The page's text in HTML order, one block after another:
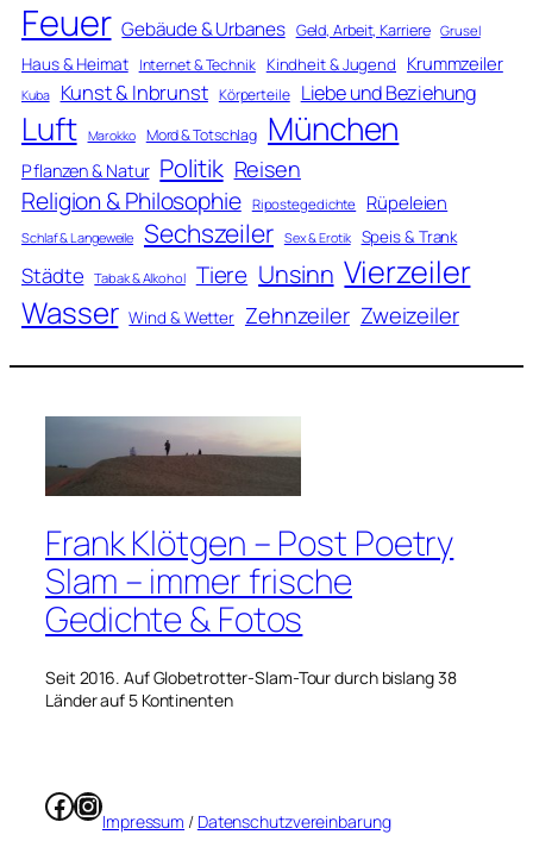
Feuer Gebäude & Urbanes Geld, Arbeit, Karriere Grusel
Haus & Heimat Internet & Technik Kindheit & Jugend Krummzeiler
Kuba Kunst & Inbrunst Körperteile Liebe und Beziehung
Luft Marokko Mord & Totschlag München
Pflanzen & Natur Politik Reisen
Religion & Philosophie Ripostegedichte Rüpeleien
Schlaf & Langeweile Sechszeiler Sex & Erotik Speis & Trank
Städte Tabak & Alkohol Tiere Unsinn Vierzeiler
Wasser Wind & Wetter Zehnzeiler Zweizeiler
Frank Klötgen – Post Poetry
Slam – immer frische
Gedichte & Fotos
Seit 2016. Auf Globetrotter-Slam-Tour durch bislang 38
Länder auf 5 Kontinenten
Facebook
Instagram
Impressum / Datenschutzvereinbarung